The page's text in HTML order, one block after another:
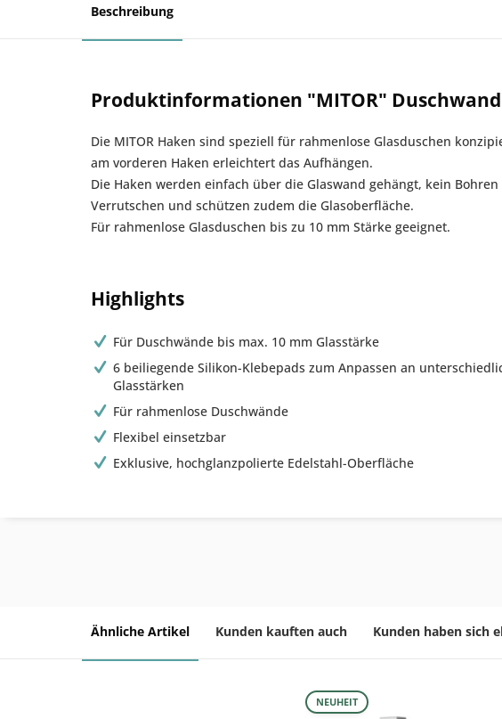
Beschreibung
Produktinformationen "MITOR" Duschwand
Die MITOR Haken sind speziell für rahmenlose Glasduschen
am vorderen Haken erleichtert das Aufhängen.
Die Haken werden einfach über die Glaswand gehängt, kein
Verrutschen und schützen zudem die Glasoberfläche.
Für rahmenlose Glasduschen bis zu 10 mm Stärke geeignet.
Highlights
Für Duschwände bis max. 10 mm Glasstärke
6 beiliegende Silikon-Klebepads zum Anpassen an
Glasstärken
Für rahmenlose Duschwände
Flexibel einsetzbar
Exklusive, hochglanzpolierte Edelstahl-Oberfläche
Ähnliche Artikel Kunden kauften auch Kunden haben sich
NEUHEIT